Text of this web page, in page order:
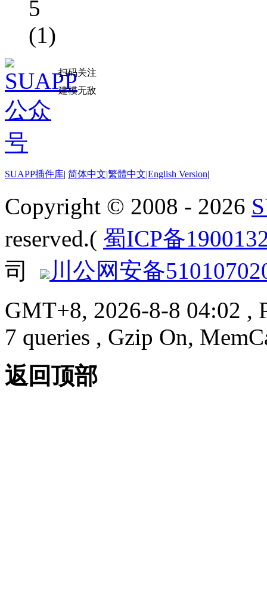
5
(1)
扫码关注
建模无敌
SUAPP插件库| 简体中文|繁體中文|English Version|
Copyright © 2008 - 2026
reserved.( 蜀ICP备
司
川公网安备
GMT+8, 2026-8-8 04:02 ,
7 queries , Gzip On,
返回顶部